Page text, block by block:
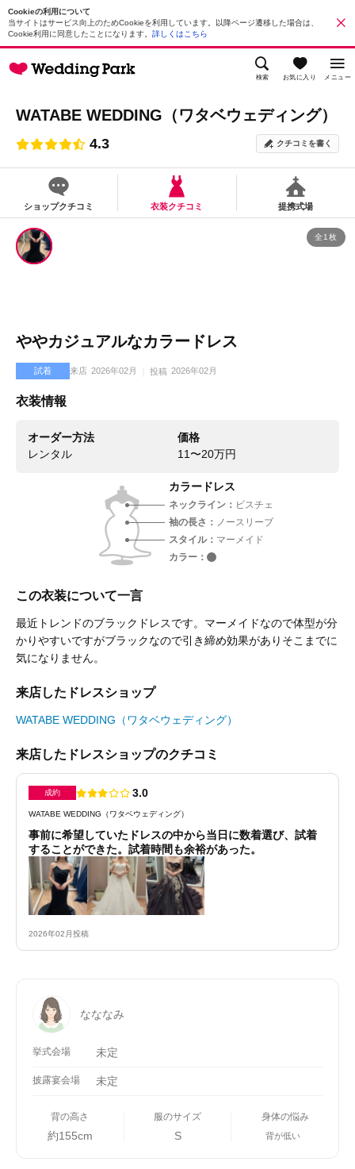
Cookieの利用について
当サイトはサービス向上のためCookieを利用しています。以降ページ遷移した場合は、
Cookie利用に同意したことになります。 詳しくはこちら
検索 お気に入り メニュー
WATABE WEDDING（ワタベウェディング）
4.3 クチコミを書く
ショップクチコミ 衣装クチコミ 提携式場
全1枚
ややカジュアルなカラードレス
試着 来店 2026年02月 投稿 2026年02月
衣装情報
オーダー方法
レンタル
価格
11〜20万円
カラードレス
ネックライン
ビスチェ
袖の長さ
ノースリーブ
スタイル
マーメイド
カラー
この衣装について一言
最近トレンドのブラックドレスです。マーメイドなので体型が分
かりやすいですがブラックなので引き締め効果がありそこまでに
気になりません。
来店したドレスショップ
WATABE WEDDING（ワタベウェディング）
来店したドレスショップのクチコミ
成約 3.0
WATABE WEDDING（ワタベウェディング）
事前に希望していたドレスの中から当日に数着選び、試着
することができた。試着時間も余裕があった。
2026年02月投稿
なななみ
挙式会場 未定
披露宴会場 未定
背の高さ
約155cm
服のサイズ
S
身体の悩み
背が低い